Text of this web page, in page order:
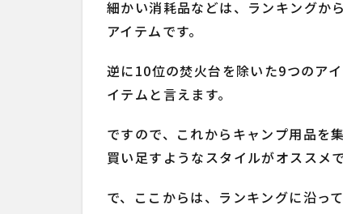
細かい消耗品などは、ランキングか
アイテムです。
逆に10位の焚火台を除いた9つのア
イテムと言えます。
ですので、これからキャンプ用品を
買い足すようなスタイルがオススメで
で、ここからは、ランキングに沿っ